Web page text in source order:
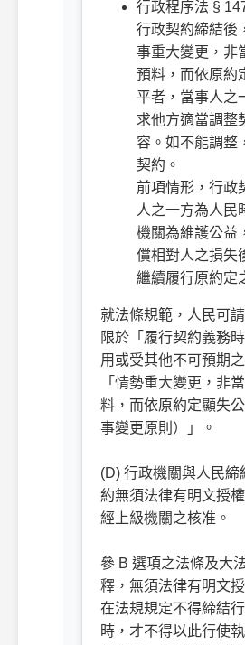
行政程序法 § 147
行政契約締結後
事重大變更，非
預料，而依原約
平者，當事人之
求他方適當調整
容。如不能調整
契約。
前項情形，行政
人之一方為人民
機關為維護公益
償相對人之損失
繼續履行原約定
就法條規範，人民可請
限於「履行契約義務
用或受其他不可預期之
「情勢重大變更，非
料，而依原約定顯失
事變更原則）」。
(D) 行政機關與人民締
約無須法律有明文授權
經上級機關之核准 。
參 B 選項之法條及大
釋，無須法律有明文
在法規規定不得締結
時，才不得以此行使